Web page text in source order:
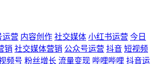
运营 内容创作 社交媒体 小红书运营 今日
销 社交媒体营销 公众号运营 抖音 短视频
频号 粉丝增长 流量变现 哔哩哔哩 抖音运